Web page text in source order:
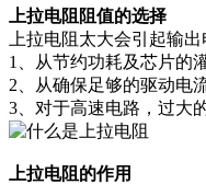
上拉电阻阻值的选择
上拉电阻太大会引起输
1、从节约功耗及芯片
2、从确保足够的驱动
3、对于高速电路，过大
上拉电阻的作用